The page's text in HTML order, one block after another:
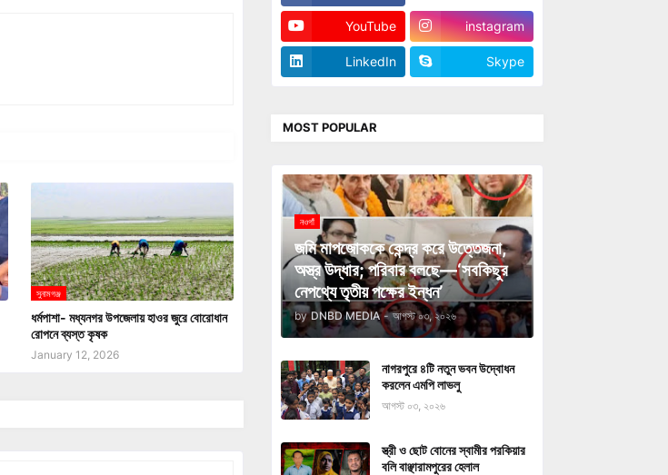
সুনামগঞ্জ
ধর্মপাশা- মধ্যনগর উপজেলায় হাওর জুরে বোরোধান
রোপনে ব্যস্ত কৃষক
January 12, 2026
YouTube instagram
LinkedIn Skype
MOST POPULAR
নওগাঁ
জমি মাপজোককে কেন্দ্র করে উত্তেজনা,
অস্ত্র উদ্ধার; পরিবার বলছে—‘সবকিছুর
নেপথ্যে তৃতীয় পক্ষের ইন্ধন’
by DNBD MEDIA - আগস্ট ০৩, ২০২৬
নাগরপুরে ৪টি নতুন ভবন উদ্বোধন
করলেন এমপি লাভলু
আগস্ট ০৩, ২০২৬
স্ত্রী ও ছোট বোনের স্বামীর পরকিয়ার
বলি বাঞ্ছারামপুরের হেলাল